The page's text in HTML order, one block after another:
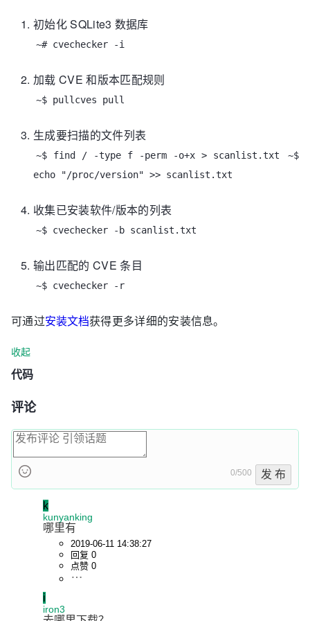
初始化 SQLite3 数据库
~# cvechecker -i
加载 CVE 和版本匹配规则
~$ pullcves pull
生成要扫描的文件列表
~$ find / -type f -perm -o+x > scanlist.txt
~$
echo "/proc/version" >> scanlist.txt
收集已安装软件/版本的列表
~$ cvechecker -b scanlist.txt
输出匹配的 CVE 条目
~$ cvechecker -r
可通过安装文档获得更多详细的安装信息。
收起
代码
评论
0/500 发 布
k
kunyanking
哪里有
2019-06-11 14:38:27
回复 0
点赞 0
i
iron3